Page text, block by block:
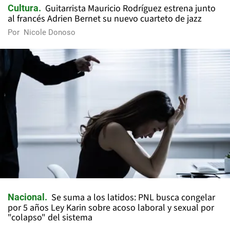
Cultura
Guitarrista Mauricio Rodríguez estrena junto
al francés Adrien Bernet su nuevo cuarteto de jazz
Por Nicole Donoso
Nacional
Se suma a los latidos: PNL busca congelar
por 5 años Ley Karin sobre acoso laboral y sexual por
"colapso" del sistema